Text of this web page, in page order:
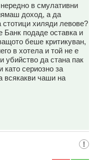
в смулативни
доход, а да
хиляди левове?
подаде оставка и
беше критикуван,
в хотела и той не е
убийство да стана пак
като сериозно за
всякакви чаши на